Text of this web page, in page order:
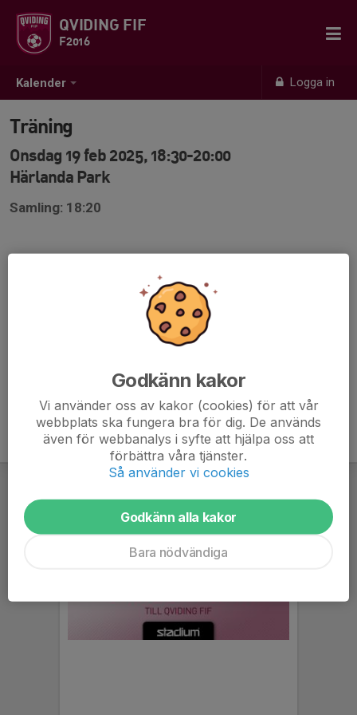
Kalender Logga in
QVIDING FIF
F2016
Träning
Onsdag 19 feb 2025, 18:30-20:00
Härlanda Park
Samling: 18:20
Godkänn kakor
Vi använder oss av kakor (cookies) för att vår
webbplats ska fungera bra för dig. De används
även för webbanalys i syfte att hjälpa oss att
förbättra våra tjänster.
Så använder vi cookies
Godkänn alla kakor
Bara nödvändiga